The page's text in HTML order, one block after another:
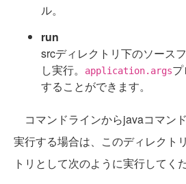
ル。
run
srcディレクトリ下のソース
し実行。
application.args
することができます。
コマンドラインからjavaコマン
実行する場合は、このディレクト
トリとして次のように実行してく